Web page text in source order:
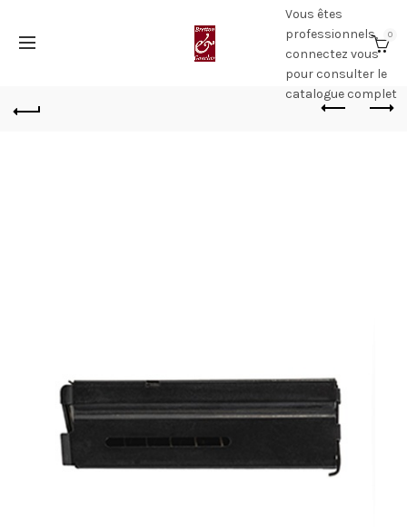
0
Vous êtes
professionnels,
connectez vous
pour consulter le
catalogue complet